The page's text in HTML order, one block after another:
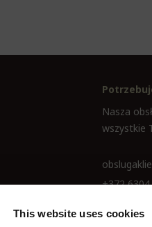
This website uses cookies
Nasza
wszystkie
+372 6304